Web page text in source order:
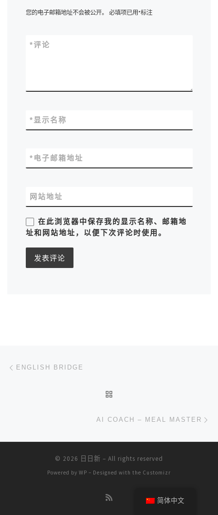
您的电子邮箱地址不会被公开。 必填项已用*标注
评论
*
显示名称
*
电子邮箱地址
*
网站地址
在此浏览器中保存我的显示名称、邮箱地
址和网站地址，以便下次评论时使用。
文章导航
ENGLISH BRIDGE
AI COACH – MEAL MASTER
© 2026 日日新 – All rights reserved
Powered by WP – Designed with the Customizr
简体中文